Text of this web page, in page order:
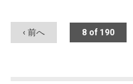
‹ 前へ 8 of 190